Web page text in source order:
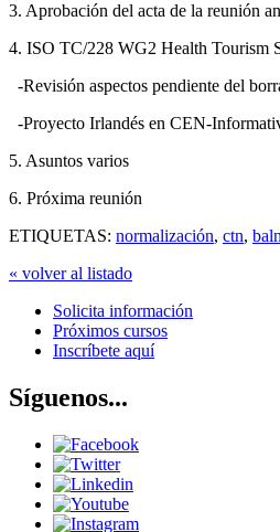
3. Aprobación del acta de la reunión
4. ISO TC/228 WG2 Health Tourism
-Revisión aspectos pendiente del
-Proyecto Irlandés en CEN-
5. Asuntos varios
6. Próxima reunión
ETIQUETAS: normalización, ctn,
« volver al listado
Solicita información
Próximos cursos
Inscríbete aquí
Síguenos...